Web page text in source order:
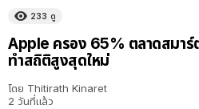
233 ดู
Apple ครอง 65% ตลาดสมาร์
ทำสถิติสูงสุดใหม่
โดย Thitirath Kinaret
2 วันที่แล้ว